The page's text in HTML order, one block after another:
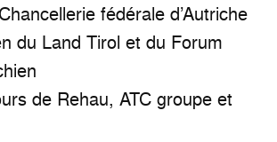
fédérale d’Autriche
du Land Tirol et du Forum
de Rehau, ATC groupe et